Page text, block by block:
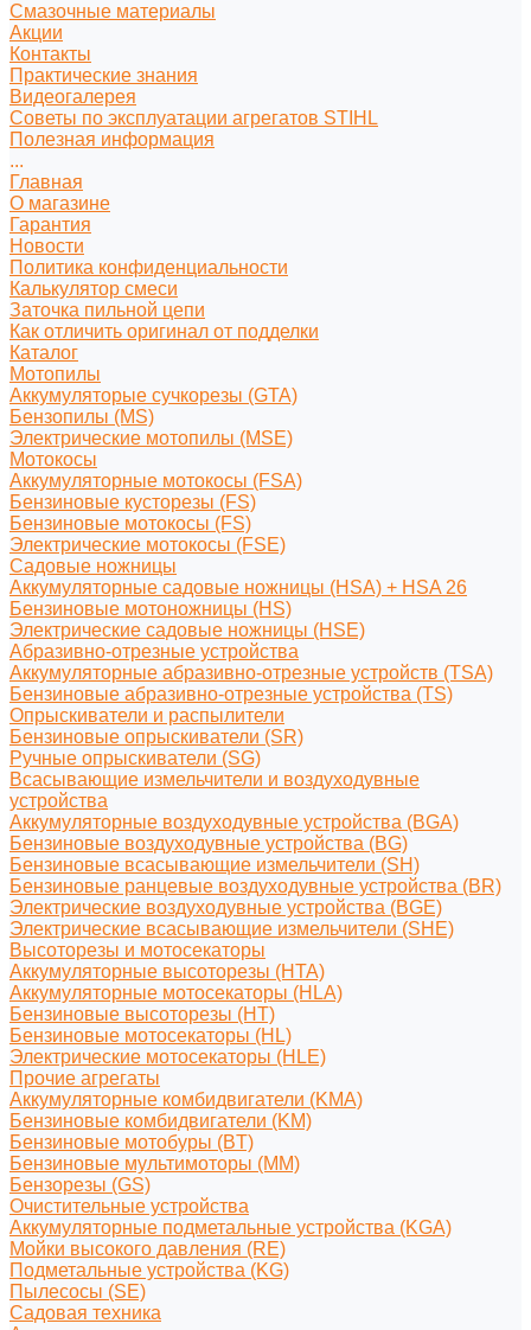
Смазочные материалы
Акции
Контакты
Практические знания
Видеогалерея
Советы по эксплуатации агрегатов STIHL
Полезная информация
...
Главная
О магазине
Гарантия
Новости
Политика конфиденциальности
Калькулятор смеси
Заточка пильной цепи
Как отличить оригинал от подделки
Каталог
Мотопилы
Аккумуляторые сучкорезы (GTA)
Бензопилы (MS)
Электрические мотопилы (MSE)
Мотокосы
Аккумуляторные мотокосы (FSA)
Бензиновые кусторезы (FS)
Бензиновые мотокосы (FS)
Электрические мотокосы (FSE)
Садовые ножницы
Аккумуляторные садовые ножницы (HSA) + HSA 26
Бензиновые мотоножницы (HS)
Электрические садовые ножницы (HSE)
Абразивно-отрезные устройства
Аккумуляторные абразивно-отрезные устройств (TSA)
Бензиновые абразивно-отрезные устройства (TS)
Опрыскиватели и распылители
Бензиновые опрыскиватели (SR)
Ручные опрыскиватели (SG)
Всасывающие измельчители и воздуходувные
устройства
Аккумуляторные воздуходувные устройства (BGA)
Бензиновые воздуходувные устройства (BG)
Бензиновые всасывающие измельчители (SH)
Бензиновые ранцевые воздуходувные устройства (BR)
Электрические воздуходувные устройства (BGE)
Электрические всасывающие измельчители (SHE)
Высоторезы и мотосекаторы
Аккумуляторные высоторезы (HTA)
Аккумуляторные мотосекаторы (HLA)
Бензиновые высоторезы (HT)
Бензиновые мотосекаторы (HL)
Электрические мотосекаторы (HLE)
Прочие агрегаты
Аккумуляторные комбидвигатели (KMA)
Бензиновые комбидвигатели (KM)
Бензиновые мотобуры (BT)
Бензиновые мультимоторы (MM)
Бензорезы (GS)
Очистительные устройства
Аккумуляторные подметальные устройства (KGA)
Мойки высокого давления (RE)
Подметальные устройства (KG)
Пылесосы (SE)
Садовая техника